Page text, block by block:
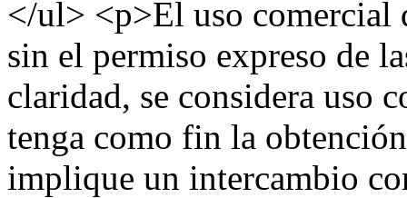
</ul> <p>El uso comercial
sin el permiso expreso de
claridad, se considera uso
tenga como fin la
implique un intercambio